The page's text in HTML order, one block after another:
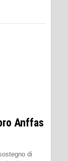
Anffas
di